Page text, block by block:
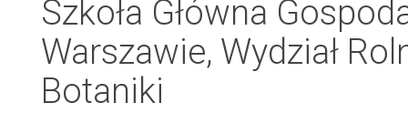
Szkoła Główna
Warszawie, Wydział
Botaniki